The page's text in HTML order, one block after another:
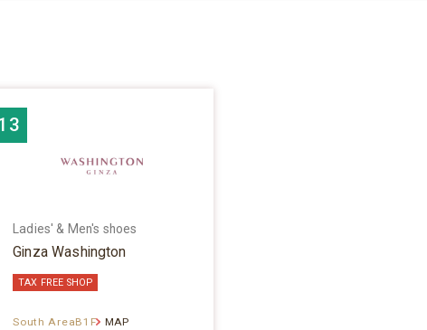
Ladies' & Men's shoes
Ginza Washington
TAX FREE SHOP
South AreaB1F MAP